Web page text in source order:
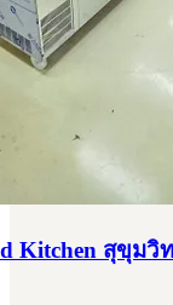
Kitchen สุขุม